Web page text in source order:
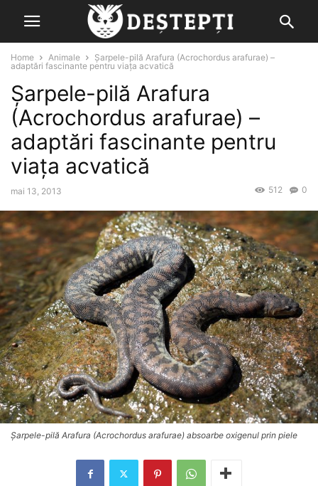
Home Animale
Șarpele-pilă Arafura (Acrochordus arafurae) –
adaptări fascinante pentru viața acvatică
Șarpele-pilă Arafura
(Acrochordus arafurae) –
adaptări fascinante pentru
viața acvatică
mai 13, 2013 0
512
Șarpele-pilă Arafura (Acrochordus arafurae) absoarbe oxigenul prin piele